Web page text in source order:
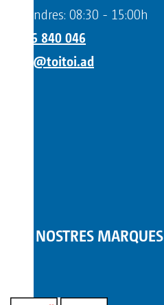
Divendres: 08:30 - 15:00h
+376 840 046
info@toitoi.ad
LES NOSTRES MARQUES